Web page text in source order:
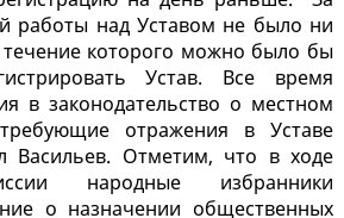
работы над Уставом не было ни
которого можно было бы
Устав. Все время
в законодательство о местном
отражения в Уставе
Васильев. Отметим, что в ходе
народные избранники
о назначении общественных